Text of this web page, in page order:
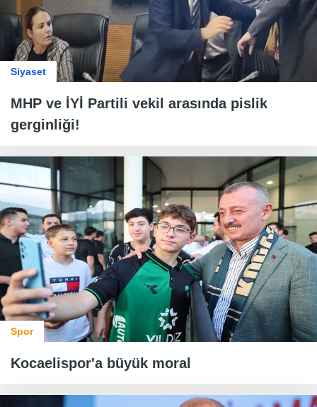
Siyaset
MHP ve İYİ Partili vekil arasında pislik
gerginliği!
Spor
Kocaelispor'a büyük moral